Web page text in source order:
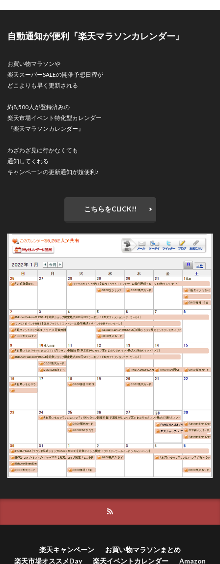
自動通知が便利『楽天マラソンカレンダー』
お買い物マラソンや
楽天スーパーSALEの開催予想日程が
どこよりも早く更新される
約8,500人が登録済みの
楽天市場イベント特化型カレンダー
『楽天マラソンカレンダー』
わざわざ見に行かなくても
通知してくれる
キャンペーンの更新通知が超便利♪
こちらをCLICK!!
楽天キャンペーン
お買い物マラソンまとめ
楽天市場オススメDay
楽天イベントカレンダー Amazon